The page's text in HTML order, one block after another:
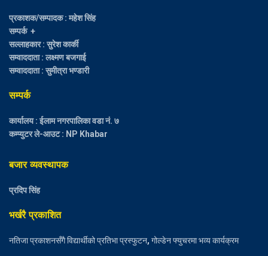
प्रकाशक/सम्पादक : महेश सिंह
सम्पर्क +
सल्लाहकार : सुरेश कार्की
सम्वाददाता : लक्ष्मण बजगाई
सम्वाददाता : सुमीत्रा भण्डारी
सम्पर्क
कार्यालय : ईलाम नगरपालिका वडा नं. ७
कम्प्युटर ले-आउट : NP Khabar
बजार व्यवस्थापक
प्रदिप सिंह
भर्खरै प्रकाशित
नतिजा प्रकाशनसँगै विद्यार्थीको प्रतिभा प्रस्फुटन, गोल्डेन फ्युचरमा भव्य कार्यक्रम